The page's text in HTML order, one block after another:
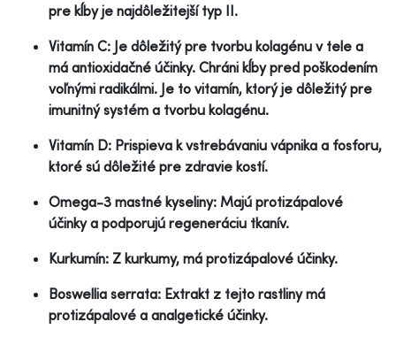
pre kĺby je najdôležitejší typ II.
Vitamín C: Je dôležitý pre tvorbu kolagénu v tele a
má antioxidačné účinky. Chráni kĺby pred poškodením
voľnými radikálmi. Je to vitamín, ktorý je dôležitý pre
imunitný systém a tvorbu kolagénu.
Vitamín D: Prispieva k vstrebávaniu vápnika a fosforu,
ktoré sú dôležité pre zdravie kostí.
Omega-3 mastné kyseliny: Majú protizápalové
účinky a podporujú regeneráciu tkanív.
Kurkumín: Z kurkumy, má protizápalové účinky.
Boswellia serrata: Extrakt z tejto rastliny má
protizápalové a analgetické účinky.